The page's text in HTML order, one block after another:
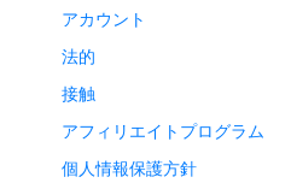
アカウント
法的
接触
アフィリエイトプログラム
個人情報保護方針